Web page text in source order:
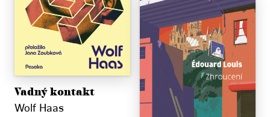
Vadný kontakt
Wolf Haas